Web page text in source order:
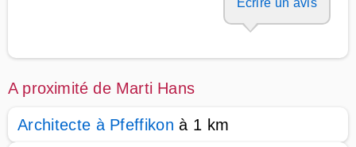
Ecrire un avis
A proximité de Marti Hans
Architecte à Pfeffikon à 1 km